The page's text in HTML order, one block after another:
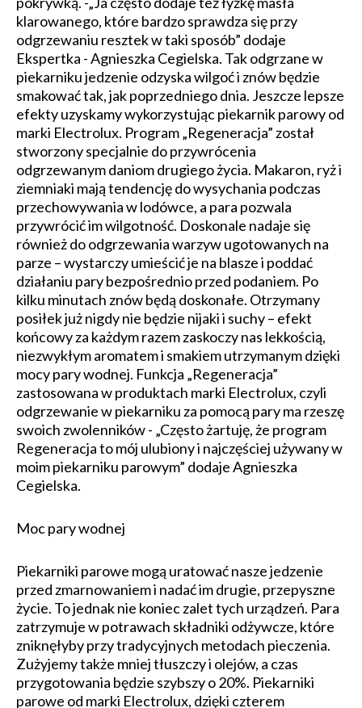
klarowanego, które bardzo sprawdza się przy
odgrzewaniu resztek w taki sposób” dodaje
Ekspertka - Agnieszka Cegielska. Tak odgrzane w
piekarniku jedzenie odzyska wilgoć i znów będzie
smakować tak, jak poprzedniego dnia. Jeszcze lepsze
efekty uzyskamy wykorzystując piekarnik parowy od
marki Electrolux. Program „Regeneracja” został
stworzony specjalnie do przywrócenia
odgrzewanym daniom drugiego życia. Makaron, ryż i
ziemniaki mają tendencję do wysychania podczas
przechowywania w lodówce, a para pozwala
przywrócić im wilgotność. Doskonale nadaje się
również do odgrzewania warzyw ugotowanych na
parze – wystarczy umieścić je na blasze i poddać
działaniu pary bezpośrednio przed podaniem. Po
kilku minutach znów będą doskonałe. Otrzymany
posiłek już nigdy nie będzie nijaki i suchy – efekt
końcowy za każdym razem zaskoczy nas lekkością,
niezwykłym aromatem i smakiem utrzymanym dzięki
mocy pary wodnej. Funkcja „Regeneracja”
zastosowana w produktach marki Electrolux, czyli
odgrzewanie w piekarniku za pomocą pary ma rzeszę
swoich zwolenników - „Często żartuję, że program
Regeneracja to mój ulubiony i najczęściej używany w
moim piekarniku parowym” dodaje Agnieszka
Cegielska.
Moc pary wodnej
Piekarniki parowe mogą uratować nasze jedzenie
przed zmarnowaniem i nadać im drugie, przepyszne
życie. To jednak nie koniec zalet tych urządzeń. Para
zatrzymuje w potrawach składniki odżywcze, które
zniknęłyby przy tradycyjnych metodach pieczenia.
Zużyjemy także mniej tłuszczy i olejów, a czas
przygotowania będzie szybszy o 20%. Piekarniki
parowe od marki Electrolux, dzięki czterem